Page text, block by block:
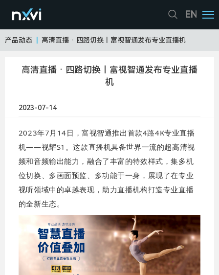
EN
产品动态 高清直播 · 四路切换丨富视智通发布专业直播机
高清直播 · 四路切换丨富视智通发布专业直播
机
2023-07-14
2023年7月14日，富视智通推出首款4路4K专业直播
机——视耀S1。这款直播机具备世界一流的超高清视
频和音频输出能力，融合了丰富的特效样式，集多机
位切换、多画面预监、多功能于一身，展现了在专业
视听领域中的卓越表现，助力直播机构打造专业直播
的全新生态。